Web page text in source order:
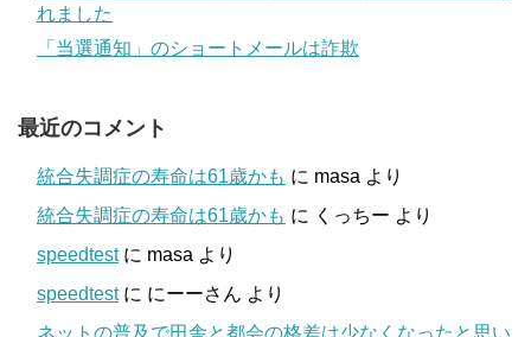
れました
「当選通知」のショートメールは詐欺
最近のコメント
統合失調症の寿命は61歳かも に masa より
統合失調症の寿命は61歳かも に くっちー より
speedtestに masa より
speedtestに にーーさん より
ネットの普及で田舎と都会の格差は少なくなったと思い